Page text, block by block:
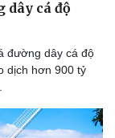
dây cá độ
đường dây cá độ
dịch hơn 900 tỷ